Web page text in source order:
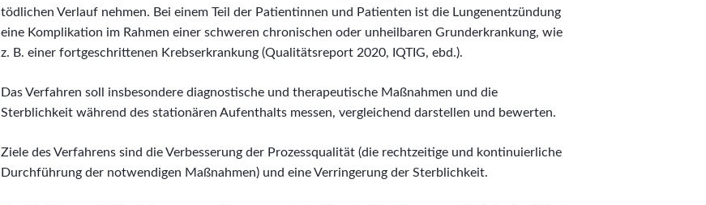
tödlichen Verlauf nehmen. Bei einem Teil der Patientinnen und Patienten ist die Lungenentzündung
eine Komplikation im Rahmen einer schweren chronischen oder unheilbaren Grunderkrankung, wie
z. B. einer fortgeschrittenen Krebserkrankung (Qualitätsreport 2020, IQTIG, ebd.).
Das Verfahren soll insbesondere diagnostische und therapeutische Maßnahmen und die
Sterblichkeit während des stationären Aufenthalts messen, vergleichend darstellen und bewerten.
Ziele des Verfahrens sind die Verbesserung der Prozessqualität (die rechtzeitige und kontinuierliche
Durchführung der notwendigen Maßnahmen) und eine Verringerung der Sterblichkeit.